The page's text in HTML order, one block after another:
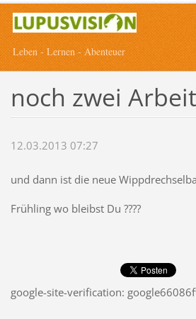
Leben - Lernen - Abenteuer
noch zwei
12.03.2013 07:27
und dann ist die neue
Frühling wo bleibst Du ????
google-site-verification: